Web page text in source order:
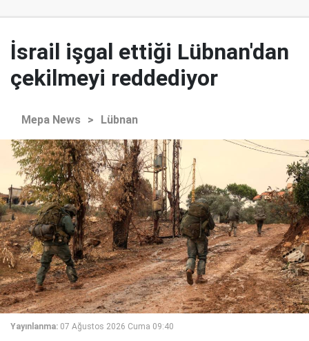
İsrail işgal ettiği Lübnan'dan
çekilmeyi reddediyor
Mepa News > Lübnan
Yayınlanma: 07 Ağustos 2026 Cuma 09:40